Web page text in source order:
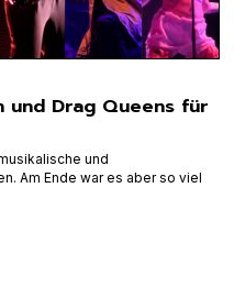
und Drag Queens für
und
Am Ende war es aber so viel